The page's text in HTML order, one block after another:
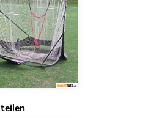
teilen